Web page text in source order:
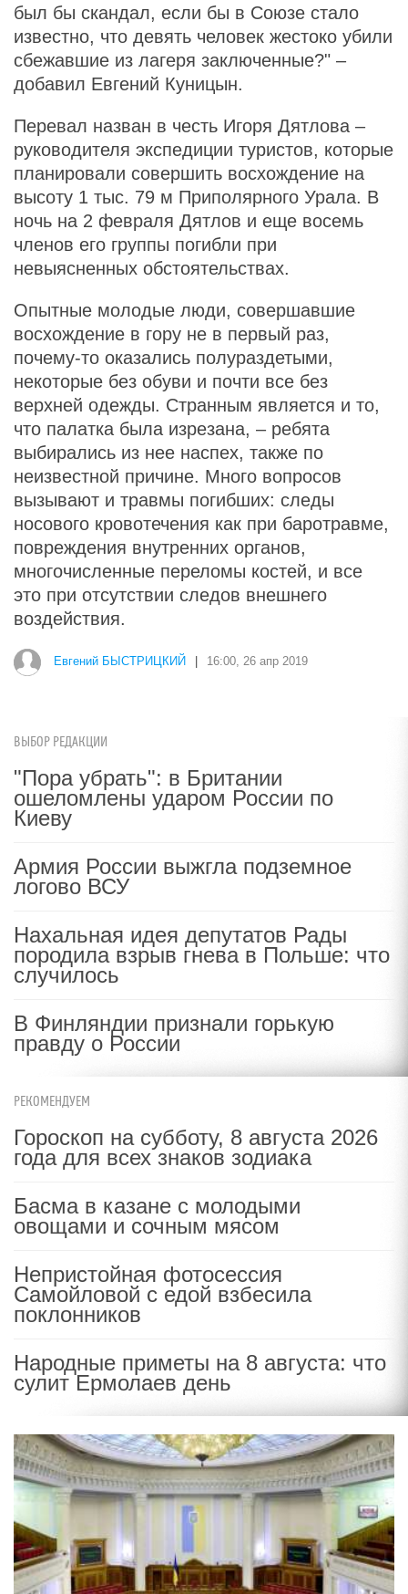
был бы скандал, если бы в Союзе стало
известно, что девять человек жестоко убили
сбежавшие из лагеря заключенные?" –
добавил Евгений Куницын.
Перевал назван в честь Игоря Дятлова –
руководителя экспедиции туристов, которые
планировали совершить восхождение на
высоту 1 тыс. 79 м Приполярного Урала. В
ночь на 2 февраля Дятлов и еще восемь
членов его группы погибли при
невыясненных обстоятельствах.
Опытные молодые люди, совершавшие
восхождение в гору не в первый раз,
почему-то оказались полураздетыми,
некоторые без обуви и почти все без
верхней одежды. Странным является и то,
что палатка была изрезана, – ребята
выбирались из нее наспех, также по
неизвестной причине. Много вопросов
вызывают и травмы погибших: следы
носового кровотечения как при баротравме,
повреждения внутренних органов,
многочисленные переломы костей, и все
это при отсутствии следов внешнего
воздействия.
Евгений БЫСТРИЦКИЙ 16:00, 26 апр 2019
ВЫБОР РЕДАКЦИИ
"Пора убрать": в Британии
ошеломлены ударом России по
Киеву
Армия России выжгла подземное
логово ВСУ
Нахальная идея депутатов Рады
породила взрыв гнева в Польше: что
случилось
В Финляндии признали горькую
правду о России
РЕКОМЕНДУЕМ
Гороскоп на субботу, 8 августа 2026
года для всех знаков зодиака
Басма в казане с молодыми
овощами и сочным мясом
Непристойная фотосессия
Самойловой с едой взбесила
поклонников
Народные приметы на 8 августа: что
сулит Ермолаев день